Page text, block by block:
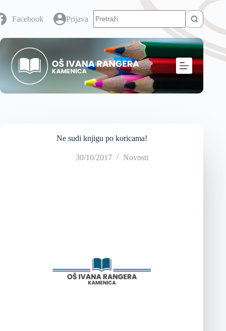
Facebook Prijava
Ne sudi knjigu po koricama!
30/10/2017 Novosti